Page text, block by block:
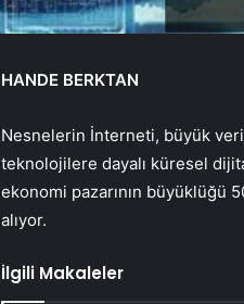
HANDE BERKTAN
Nesnelerin İnterneti, büyük
teknolojilere dayalı küresel
ekonomi pazarının büyüklüğü
alıyor.
İlgili Makaleler